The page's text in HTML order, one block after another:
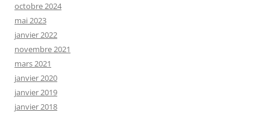
octobre 2024
mai 2023
janvier 2022
novembre 2021
mars 2021
janvier 2020
janvier 2019
janvier 2018